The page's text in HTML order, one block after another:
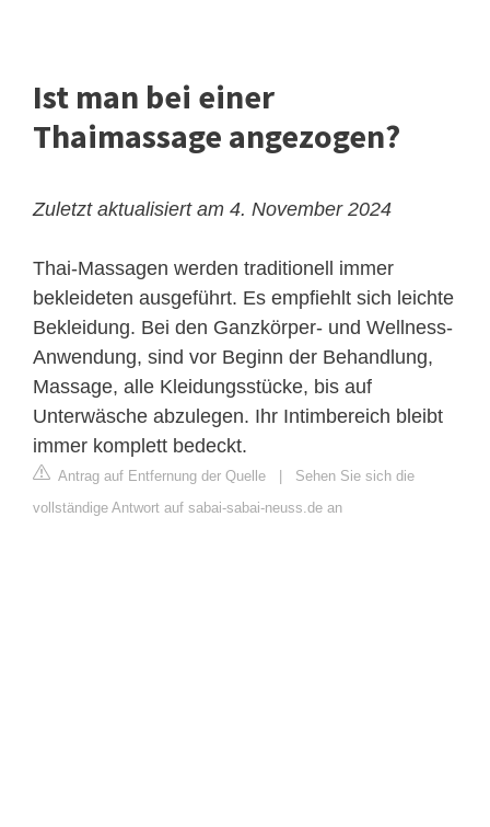
Ist man bei einer
Thaimassage angezogen?
Zuletzt aktualisiert am 4. November 2024
Thai-Massagen werden traditionell immer
bekleideten ausgeführt. Es empfiehlt sich leichte
Bekleidung. Bei den Ganzkörper- und Wellness-
Anwendung, sind vor Beginn der Behandlung,
Massage, alle Kleidungsstücke, bis auf
Unterwäsche abzulegen. Ihr Intimbereich bleibt
immer komplett bedeckt.
Antrag auf Entfernung der Quelle
Sehen Sie sich die
vollständige Antwort auf sabai-sabai-neuss.de an